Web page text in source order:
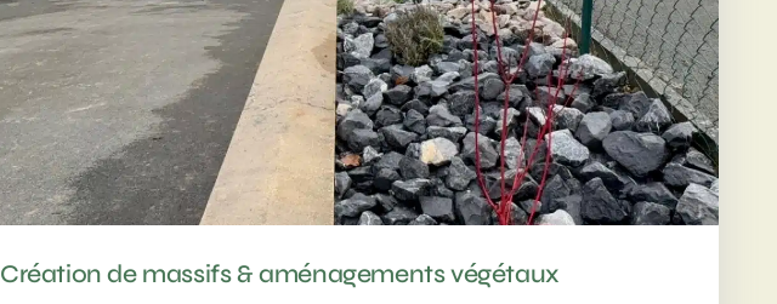
Création de massifs & aménagements végétaux